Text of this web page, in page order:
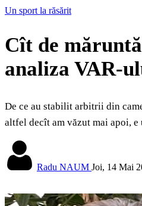
Un sport la răsărit
Cît de
analiza VAR-
De ce au stabilit arbitrii din
altfel decît am văzut mai apoi, e
Radu NAUM Joi, 14 Mai